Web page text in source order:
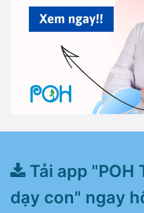
Tải app "POH
dạy con" ngay